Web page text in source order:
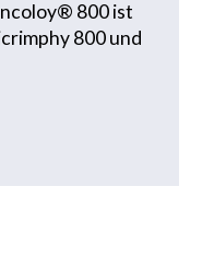
800 ist
800 und